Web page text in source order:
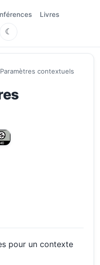
Livres
☾
contextuels
pour un contexte